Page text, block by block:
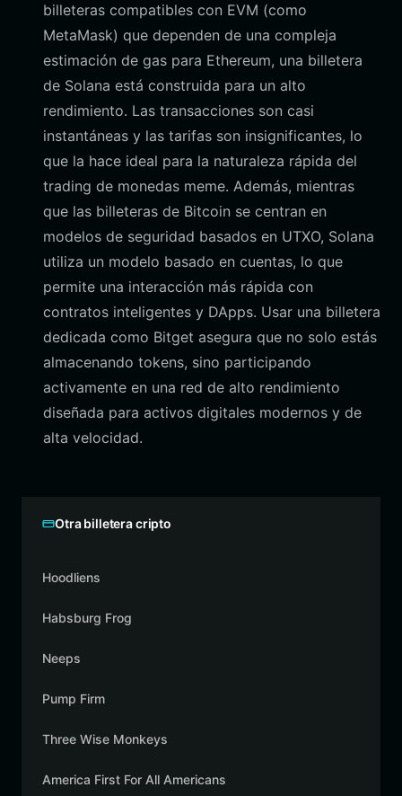
billeteras compatibles con EVM (como
MetaMask) que dependen de una compleja
estimación de gas para Ethereum, una billetera
de Solana está construida para un alto
rendimiento. Las transacciones son casi
instantáneas y las tarifas son insignificantes, lo
que la hace ideal para la naturaleza rápida del
trading de monedas meme. Además, mientras
que las billeteras de Bitcoin se centran en
modelos de seguridad basados en UTXO, Solana
utiliza un modelo basado en cuentas, lo que
permite una interacción más rápida con
contratos inteligentes y DApps. Usar una billetera
dedicada como Bitget asegura que no solo estás
almacenando tokens, sino participando
activamente en una red de alto rendimiento
diseñada para activos digitales modernos y de
alta velocidad.
Otra billetera cripto
Hoodliens
Habsburg Frog
Neeps
Pump Firm
Three Wise Monkeys
America First For All Americans